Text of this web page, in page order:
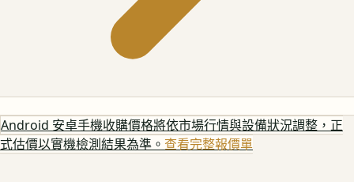
Android 安卓手機收購價格將依市場行情與設備狀況調整，正
式估價以實機檢測結果為準。 查看完整報價單